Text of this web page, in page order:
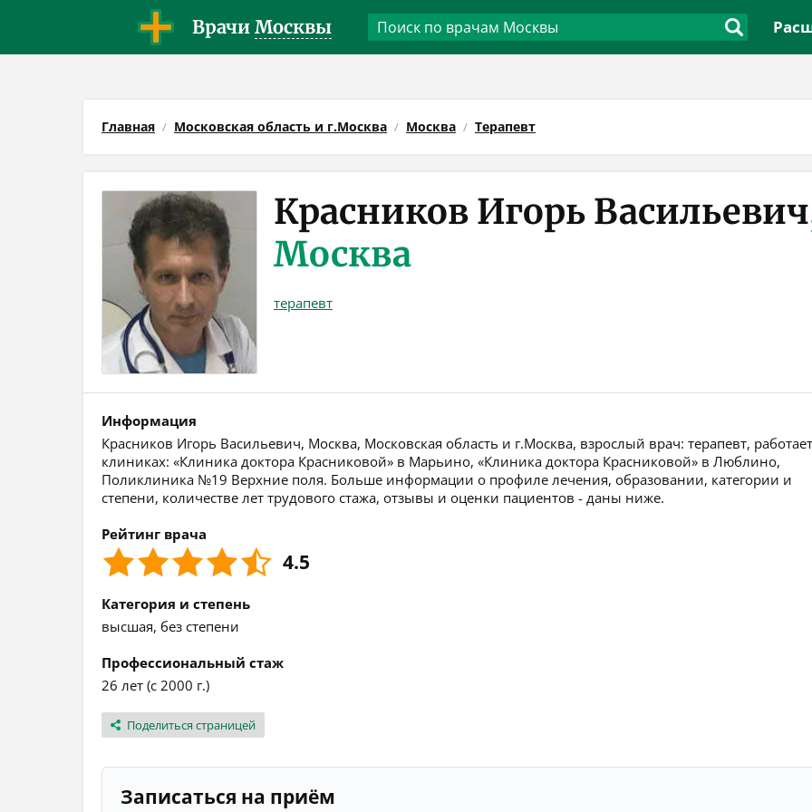
Врачи Москвы
Главная Московская область и г.Москва Москва Терапевт
Красников Игорь Васильевич
Москва
терапевт
Информация
Красников Игорь Васильевич, Москва, Московская область и г.Москва, взрослый врач: терапевт,
клиниках: «Клиника доктора Красниковой» в Марьино, «Клиника доктора Красниковой» в Люблино,
Поликлиника №19 Верхние поля. Больше информации о профиле лечения, образовании, категории и
степени, количестве лет трудового стажа, отзывы и оценки пациентов - даны ниже.
Рейтинг врача
4.5
Категория и степень
высшая, без степени
Профессиональный стаж
26 лет (с 2000 г.)
Поделиться страницей
Записаться на приём